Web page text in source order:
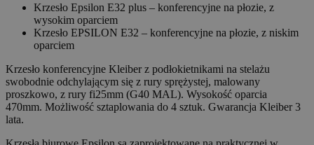
Krzesło Epsilon E32 plus – konferencyjne na płozie, z
wysokim oparciem
Krzesło EPSILON E32 – konferencyjne na płozie, z niskim
oparciem
Krzesło konferencyjne Kleiber z podłokietnikami na stelażu
swobodnie odchylającym się z rury sprężystej, malowany
proszkowo, z rury fi25mm (G40 MAL). Wysokość oparcia
470mm. Możliwość sztaplowania do 4 sztuk. Gwarancja Kleiber 3
lata.